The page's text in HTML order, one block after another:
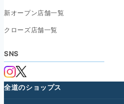
新オープン店舗一覧
クローズ店舗一覧
SNS
全道のショップス